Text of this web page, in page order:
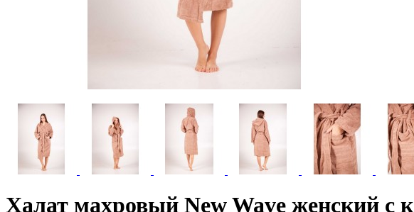
Халат махровый New Wave женский с